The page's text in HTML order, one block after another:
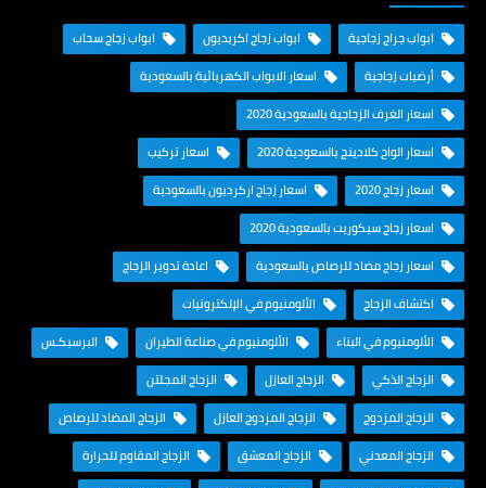
ابواب جراج زجاجية ابواب زجاج اكريديون
ابواب زجاج سحاب
أرضيات زجاجية
اسعار الابواب الكهربائية بالسعودية
اسعار الغرف الزجاجية بالسعودية 2020
اسعار الواح كلادينج بالسعودية 2020
اسعار تركيب
اسعار زجاج 2020
اسعار زجاج اركرديون بالسعودية
اسعار زجاج سيكوريت بالسعودية 2020
اسعار زجاج مضاد للرصاص بالسعودية
اعادة تدوير الزجاج
اكتشاف الزجاج
الألومنيوم في الإلكترونيات
الألومنيوم في البناء
الألومنيوم في صناعة الطيران
البرسبكـس
الزجاج الذكي
الزجاج العازل
الزجاج المجلتن
الزجاج المزدوج
الزجاج المزدوج العازل
الزجاج المضاد للرصاص
الزجاج المعدني
الزجاج المعشق
الزجاج المقاوم للحرارة